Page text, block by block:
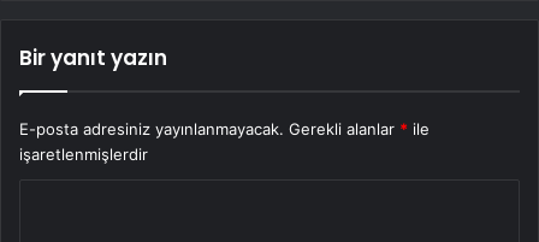
Bir yanıt yazın
E-posta adresiniz yayınlanmayacak. Gerekli alanlar * ile
işaretlenmişlerdir